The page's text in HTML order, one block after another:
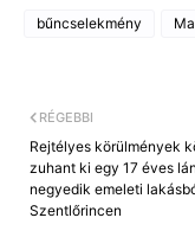
e
b
s
e
bűncselekmény
RÉGEBBI
Rejtélyes körülmények
zuhant ki egy 17 éves
negyedik emeleti
Szentlőrincen